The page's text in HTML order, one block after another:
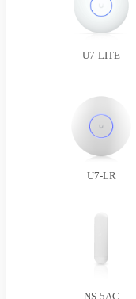
U7-LITE
U7-LR
NS-5AC